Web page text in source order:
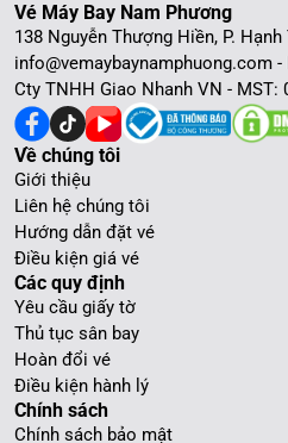
Chính sách
Chính sách bảo mật
Các quy định
Yêu cầu giấy tờ
Thủ tục sân bay
Hoàn đổi vé
Điều kiện hành lý
Về chúng tôi
Giới thiệu
Liên hệ chúng tôi
Hướng dẫn đặt vé
Điều kiện giá vé
Vé Máy Bay Nam Phương
138 Nguyễn Thượng Hiền, P. Hạnh
info@vemaybaynamphuong.com
Cty TNHH Giao Nhanh VN - MST: